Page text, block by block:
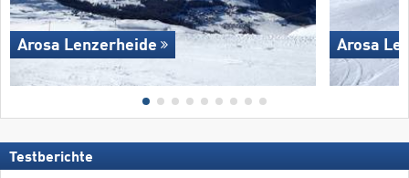
Arosa Lenzerheide Arosa
Testberichte